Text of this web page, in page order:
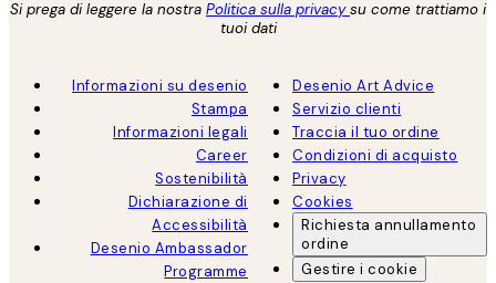
Si prega di leggere la nostra Politica sulla privacysu come trattiamo i
tuoi dati
Informazioni su desenio
Stampa
Informazioni legali
Career
Sostenibilità
Dichiarazione di
Accessibilità
Desenio Ambassador
Programme
Desenio Art Advice
Servizio clienti
Traccia il tuo ordine
Condizioni di acquisto
Privacy
Cookies
Richiesta annullamento
ordine
Gestire i cookie